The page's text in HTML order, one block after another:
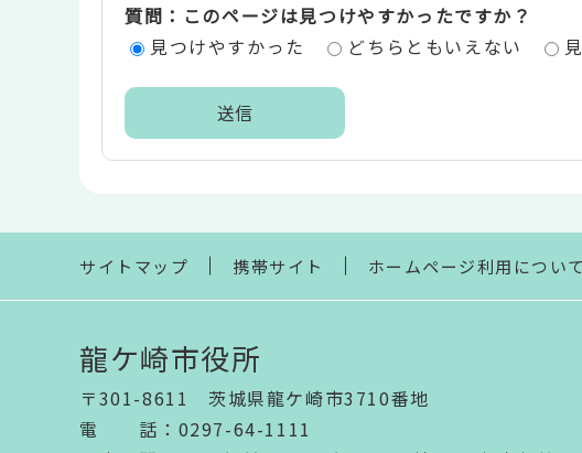
エ質問：このページは見つけやすかったですか？
見つけやすかった
どちらともいえない
ま
サイトマップ 携帯サイト ホームページ利用について
龍ケ崎市役所
〒301-8611 茨城県龍ケ崎市3710番地
電話 ： 0297-64-1111